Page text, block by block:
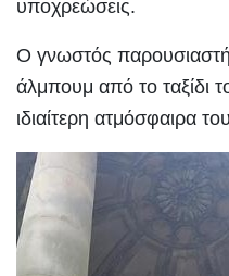
υποχρεώσεις.
Ο γνωστός
άλμπουμ από το ταξίδι
ιδιαίτερη ατμόσφαιρα